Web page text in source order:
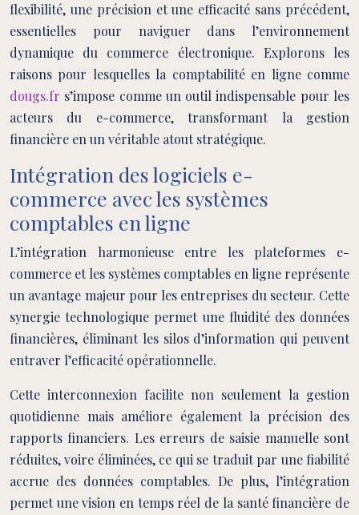
flexibilité, une précision et une efficacité sans précédent,
essentielles pour naviguer dans l’environnement
dynamique du commerce électronique. Explorons les
raisons pour lesquelles la comptabilité en ligne comme
dougs.fr s’impose comme un outil indispensable pour les
acteurs du e-commerce, transformant la gestion
financière en un véritable atout stratégique.
Intégration des logiciels e-
commerce avec les systèmes
comptables en ligne
L’intégration harmonieuse entre les plateformes e-
commerce et les systèmes comptables en ligne représente
un avantage majeur pour les entreprises du secteur. Cette
synergie technologique permet une fluidité des données
financières, éliminant les silos d’information qui peuvent
entraver l’efficacité opérationnelle.
Cette interconnexion facilite non seulement la gestion
quotidienne mais améliore également la précision des
rapports financiers. Les erreurs de saisie manuelle sont
réduites, voire éliminées, ce qui se traduit par une fiabilité
accrue des données comptables. De plus, l’intégration
permet une vision en temps réel de la santé financière de